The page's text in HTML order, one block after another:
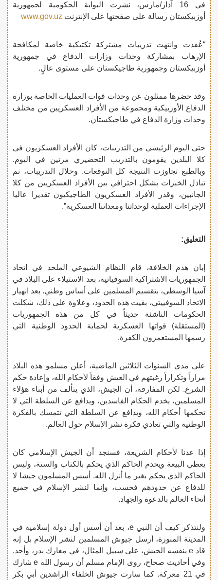
في 16 آذار/مارس، نشرت البوابة الحكومية لجمهورية
أوزبيكستان رسالة على صفحتها على الإنترنت www.gov.uz
“عُقدت وانتهت تدريبات مشتركة تكتيكية خاصة لمكافحة
الإرهاب بمشاركة وحدات وزارات الدفاع في جمهورية
أوزبيكستان وجمهورية طاجيكستان على مستوى عالٍ.
وقد حضرها ممثلون عن وحدات قوات العمليات الخاصة بوزارة
الدفاع الأوزبيكية ومجموعة من الأفراد العسكريين من مختلف
وحدات وزارة الدفاع في طاجيكستان.
حتى اليوم الرئيسي من التدريبات، كان الأفراد العسكريون في
كلا البلدين يقومون بالتدريب التحضيري مرتين في اليوم.
وبالطبع تجاوزت النتيجة كل التوقعات. وخلال التدريبات، تم
تبادل الخبرات بشكل احترافي بين الأفراد العسكريين من كلا
الجانبين، وقدر الأفراد العسكريون الطاجيكيون تقديرا عاليا
الإجراءات العملية لوحداتنا ومعداتنا العسكرية”.
التعليق:
إبان هدم الخلافة، قام النظام الشيوعي الملحد في اتحاد
الجمهوريات الاشتراكية السوفياتية، بعد الاستيلاء على البلاد في
آسيا الوسطى، بتقسيم المسلمين على أساس وطني. بعد انهيار
الاتحاد السوفييتي، بقيت هذه الحدود، وعلاوة على ذلك، شكلت
الحكومات الناشئة حديثاً في كل من هذه الجمهوريات
(المستقلة) قواتها العسكرية لحماية الحدود الوطنية التي
رسمها المستعمرون الكفرة.
على مدى السنوات الثلاثين الماضية، أعلن مسلمو هذه البلاد
مراراً وتكراراً رغبتهم في العيش وفقاً لأحكام الله، وإعادة حكم
الشرع. لكن المفارقة، أن الجيش، الذي يتألف من أبناء هؤلاء
المسلمين، يخدم الحكام الفاسدين، ويدافع عن السلطة التي لا
تحكمها أحكام الله، ويدافع عن السلطة التي تتمسك بالفكرة
الوطنية والتي تعادي فكرة نشر الإسلام حول العالم.
إذا عدنا لأحكام الشريعة، فسنجد أن الجيش الإسلامي كان
يعطي البيعة ويخدم الحاكم الذي يحكم بالكتاب والسنة، وليس
الحاكم الذي يحكم بغير ما أنزل الله. أسس المسلمون جيشا لا
للدفاع عن حدودهم فحسب، وإنما لنشر الإسلام في جميع
أنحاء العالم بالدعوة والجهاد.
ولنتذكر كيف أن النبي e، بعد أن أسس أول دولة إسلامية في
المدينة المنورة، أرسل جيوش المسلمين لنشر الإسلام بل إنه
قاد e بنفسه الجيش، على سبيل المثال، في معارك بدر، وأحد.
وفي أحاديث صحاح، روى الإمام مسلم أن رسول الله e شارك
في 21 معركة. كما سارت جيوش الخلفاء الراشدين أبي بكر